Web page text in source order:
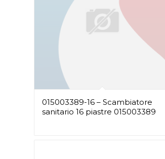
015003389-16 – Scambiatore
sanitario 16 piastre 015003389